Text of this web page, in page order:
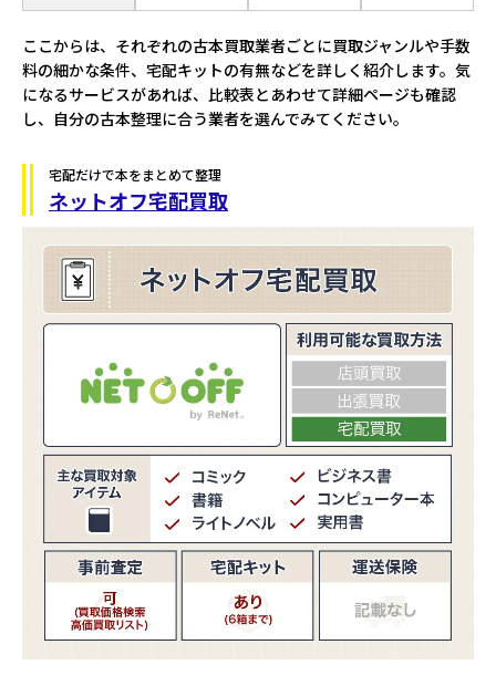
ここからは、それぞれの古本買取業者ごとに買取ジャンルや手数
料の細かな条件、宅配キットの有無などを詳しく紹介します。気
になるサービスがあれば、比較表とあわせて詳細ページも確認
し、自分の古本整理に合う業者を選んでみてください。
宅配だけで本をまとめて整理
ネットオフ宅配買取